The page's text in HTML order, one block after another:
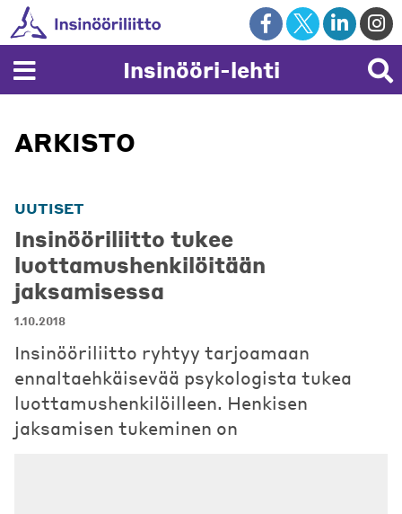
Skip
to
content
Insinööri-lehti
ARKISTO
UUTISET
Insinööriliitto tukee
luottamushenkilöitään
jaksamisessa
1.10.2018
Insinööriliitto ryhtyy tarjoamaan
ennaltaehkäisevää psykologista tukea
luottamushenkilöilleen. Henkisen
jaksamisen tukeminen on